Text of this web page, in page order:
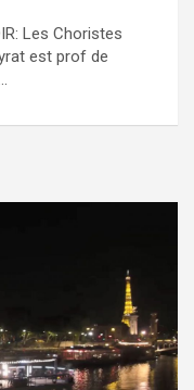
Les Choristes
est prof de